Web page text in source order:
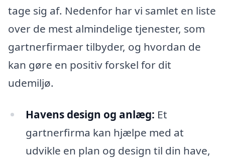
tage sig af. Nedenfor har vi samlet en liste
over de mest almindelige tjenester, som
gartnerfirmaer tilbyder, og hvordan de
kan gøre en positiv forskel for dit
udemiljø.
Havens design og anlæg: Et
gartnerfirma kan hjælpe med at
udvikle en plan og design til din have,